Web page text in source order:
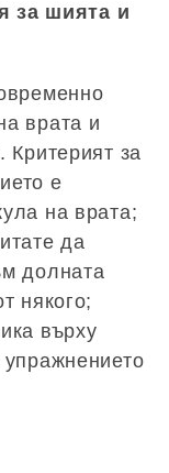
за шията и
врата и
Критерият за
е
на врата;
да
долната
някого;
върху
упражнението